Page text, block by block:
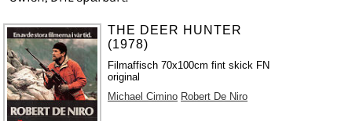
THE DEER HUNTER
(1978)
Filmaffisch 70x100cm fint skick FN
original
Michael Cimino Robert De Niro